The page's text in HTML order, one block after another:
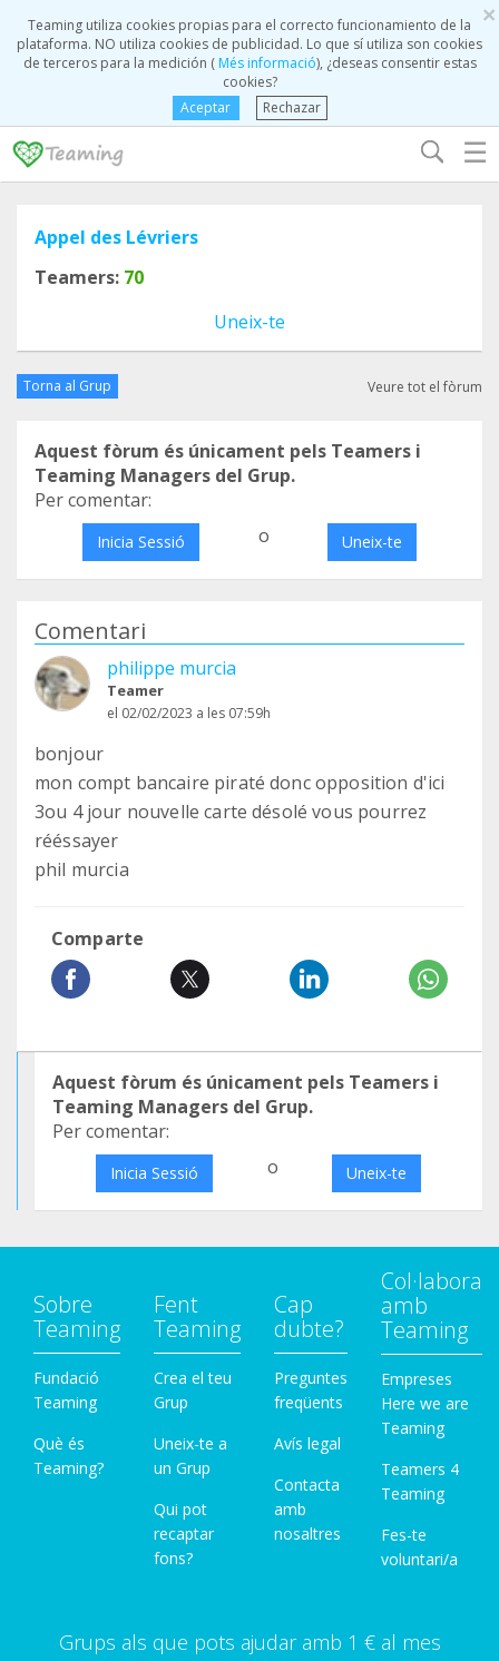
×
Teaming utiliza cookies propias para el correcto funcionamiento de la
plataforma. NO utiliza cookies de publicidad. Lo que sí utiliza son cookies
de terceros para la medición (Més informació), ¿deseas consentir estas
cookies?
Aceptar
Rechazar
☰
Appel des Lévriers
Teamers: 70
Uneix-te
Torna al Grup Veure tot el fòrum
Aquest fòrum és únicament pels Teamers i
Teaming Managers del Grup.
Per comentar:
Inicia Sessió o Uneix-te
Comentari
philippe murcia
Teamer
el 02/02/2023 a les 07:59h
bonjour
mon compt bancaire piraté donc opposition d'ici
3ou 4 jour nouvelle carte désolé vous pourrez
rééssayer
phil murcia
Comparte
Aquest fòrum és únicament pels Teamers i
Teaming Managers del Grup.
Per comentar:
Inicia Sessió o Uneix-te
Sobre
Teaming
Fundació
Teaming
Què és
Teaming?
Fent
Teaming
Crea el teu
Grup
Uneix-te a
un Grup
Qui pot
recaptar
fons?
Cap
dubte?
Preguntes
freqüents
Avís legal
Contacta
amb
nosaltres
Col·labora
amb
Teaming
Empreses
Here we are
Teaming
Teamers 4
Teaming
Fes-te
voluntari/a
Grups als que pots ajudar amb 1 € al mes